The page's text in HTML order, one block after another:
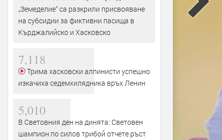
Трактор се запали при балиране
на слама, огънят засегна гора
Преображение Господне с
освещаване на първото
„Земеделие“ са разкрили присвояване
на субсидии за фиктивни пасища в
Кърджалийско и Хасковско
7,118
Трима хасковски алпинисти успешно
изкачиха седемхилядника връх Ленин
5,010
В Световния ден на динята: Световен
шампион по силов трибой отчете ръст